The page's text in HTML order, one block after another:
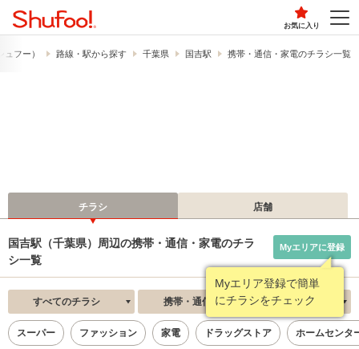
お気に入り
フー） 路線・駅から探す 千葉県 国吉駅 携帯・通信・家電のチラシ一覧
チラシ 店舗
国吉駅（千葉県）周辺の携帯・通信・家電のチラ
シ一覧
Myエリア登録で簡単
にチラシをチェック
Myエリアに登録
すべてのチラシ 携帯・通信・家電 新着順
スーパー ファッション 家電 ドラッグストア ホームセンタ